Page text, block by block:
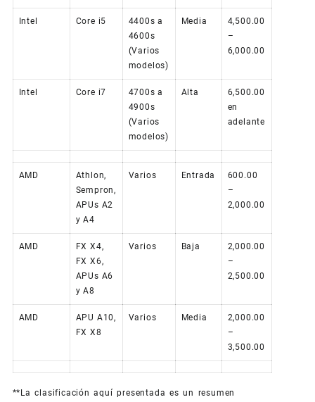
Intel Core i5
4400s a
4600s
(Varios
modelos)
Media
4,500.00
–
6,000.00
Intel Core i7
4700s a
4900s
(Varios
modelos)
Alta
6,500.00
en
adelante
AMD
Athlon,
Sempron,
APUs A2
y A4
Varios Entrada
600.00
–
2,000.00
AMD
FX X4,
FX X6,
APUs A6
y A8
Varios Baja
2,000.00
–
2,500.00
AMD
APU A10,
FX X8
Varios Media
2,000.00
–
3,500.00
**La clasificación aquí presentada es un resumen